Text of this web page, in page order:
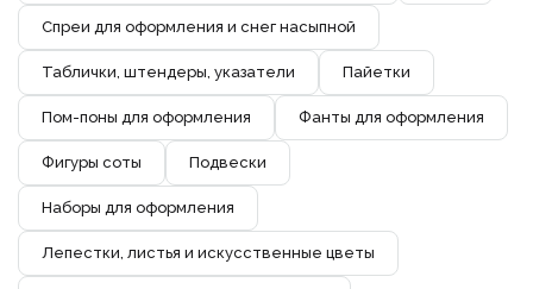
Спреи для оформления и снег насыпной
Таблички, штендеры, указатели Пайетки
Пом-поны для оформления Фанты для оформления
Фигуры соты Подвески
Наборы для оформления
Лепестки, листья и искусственные цветы